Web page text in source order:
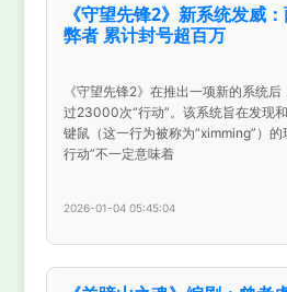
《守望先锋2》新系统发威
弊者 累计封号超百万
《守望先锋2》在推出一项新的系统
过23000次“行动”。该系统旨在发现
键鼠（这一行为被称为“ximming”）
行动”不一定意味着
2026-01-04 05:45:04